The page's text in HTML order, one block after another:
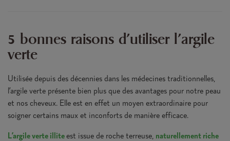
5 bonnes raisons d'utiliser l'argile
verte
Utilisée depuis des décennies dans les médecines traditionnelles,
l’argile verte présente bien plus que des avantages pour notre peau
et nos cheveux. Elle est en effet un moyen extraordinaire pour
soigner certains maux et inconforts de manière efficace.
L’argile verte illiteest issue de roche terreuse, naturellement riche